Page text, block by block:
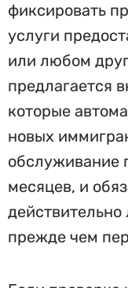
фиксировать
услуги
или любом
предлагается
которые
новых
обслуживание
месяцев, и
прежде чем